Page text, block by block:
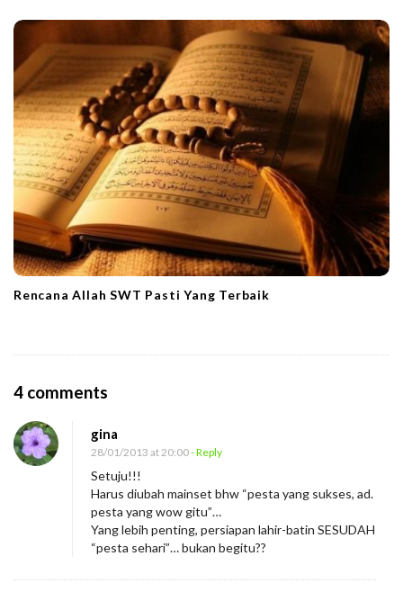
Rencana Allah SWT Pasti Yang Terbaik
4 comments
R
j
a
d
n
gina
28/01/2013 at 20:00- Reply
Setuju!!!
Harus diubah mainset bhw “pesta yang sukses, ad.
pesta yang wow gitu”…
Yang lebih penting, persiapan lahir-batin SESUDAH
“pesta sehari”… bukan begitu??